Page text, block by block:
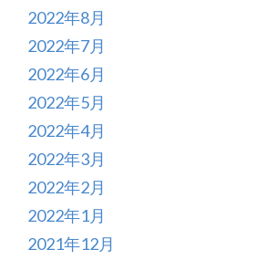
2022年8月
2022年7月
2022年6月
2022年5月
2022年4月
2022年3月
2022年2月
2022年1月
2021年12月